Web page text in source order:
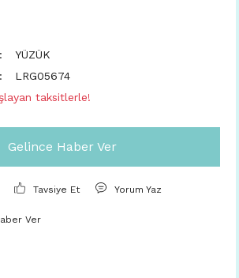
YÜZÜK
LRG05674
taksitlerle!
Gelince Haber Ver
Tavsiye Et Yorum Yaz
Ver